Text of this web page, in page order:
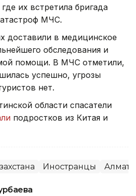
их встретила бригада
МЧС.
доставили в медицинское
обследования и
помощи. В МЧС отметили,
успешно, угрозы
нет.
области спасатели
подростков из Китая и
Иностранцы